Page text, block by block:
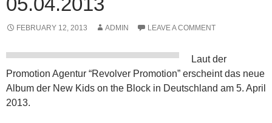
FEBRUARY 12, 2013 ADMIN LEAVE A COMMENT
Laut der
Promotion Agentur “Revolver Promotion” erscheint das neue
Album der New Kids on the Block in Deutschland am 5. April
2013.